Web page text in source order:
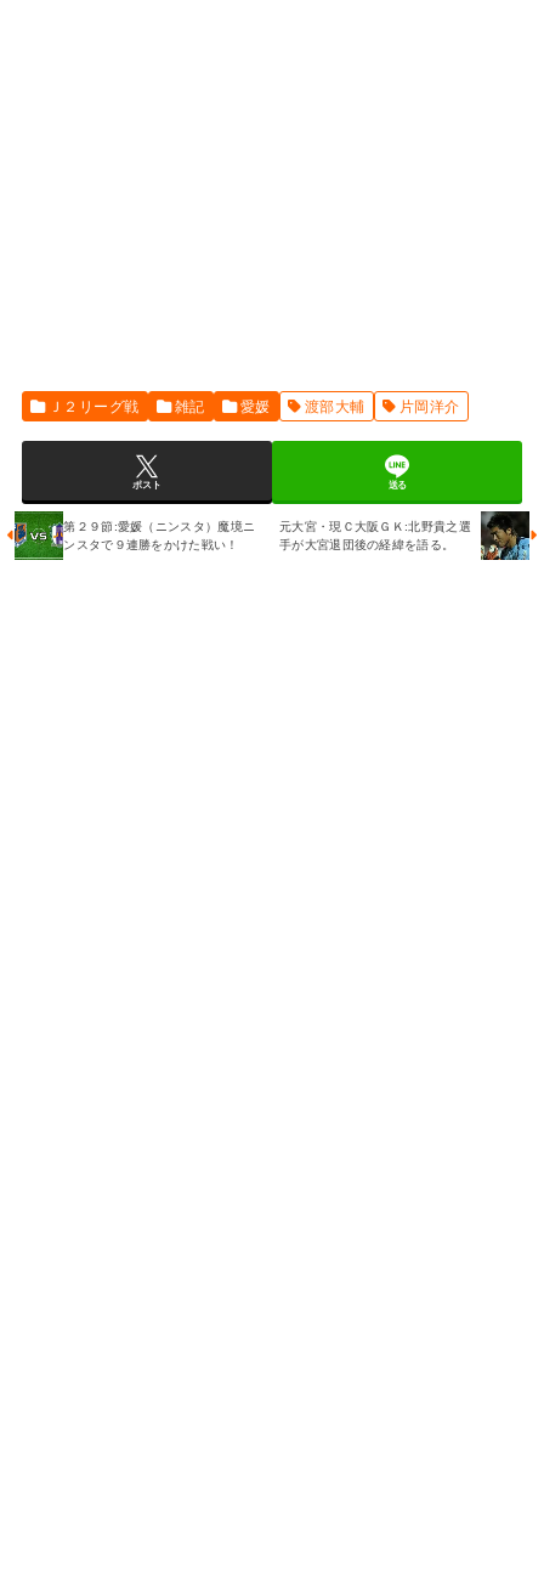
Ｊ２リーグ戦 雑記 愛媛 渡部大輔 片岡洋介
ポスト 送る
第２９節:愛媛（ニンスタ）魔境ニ
ンスタで９連勝をかけた戦い！
元大宮・現Ｃ大阪ＧＫ:北野貴之選
手が大宮退団後の経緯を語る。